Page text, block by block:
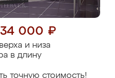
000 ₽
и низа
в длину
точную стоимость!